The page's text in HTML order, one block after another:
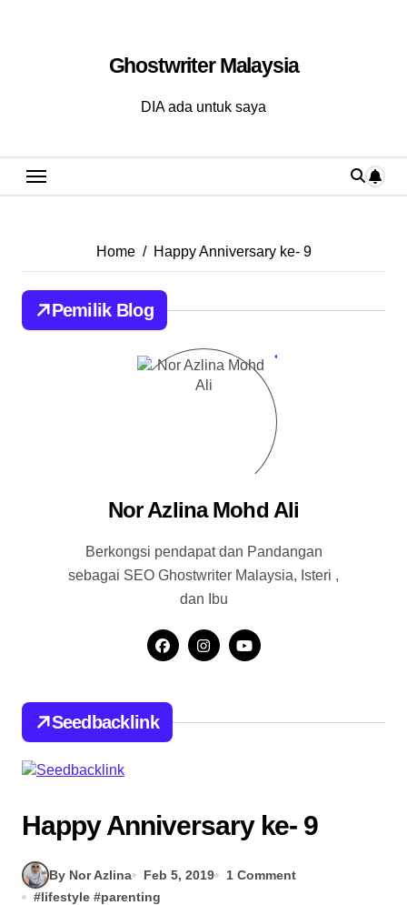
Ghostwriter Malaysia
DIA ada untuk saya
Home Happy Anniversary ke- 9
Pemilik Blog
Nor Azlina Mohd Ali
Berkongsi pendapat dan Pandangan
sebagai SEO Ghostwriter Malaysia, Isteri ,
dan Ibu
Seedbacklink
Happy Anniversary ke- 9
By Nor Azlina Feb 5, 2019
1 Comment
#lifestyle #parenting